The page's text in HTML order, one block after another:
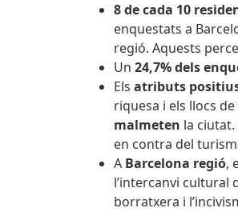
8 de cada 10
enquestats a
regió. Aquests
Un 24,7% dels
Els atributs
riquesa i els llocs
malmeten la
en contra del
A Barcelona regió,
l’intercanvi cultural
borratxera i